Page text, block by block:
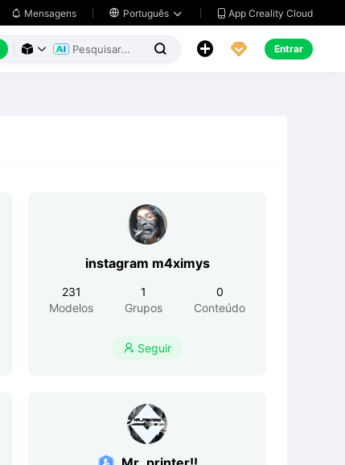
 Mensagens  Português   App Creality Cloud
     Entrar
instagram m4ximys
231
Modelos
1
Grupos
0
Conteúdo
 Seguir